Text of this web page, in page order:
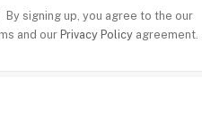
By signing up, you agree to the our
and our Privacy Policy agreement.